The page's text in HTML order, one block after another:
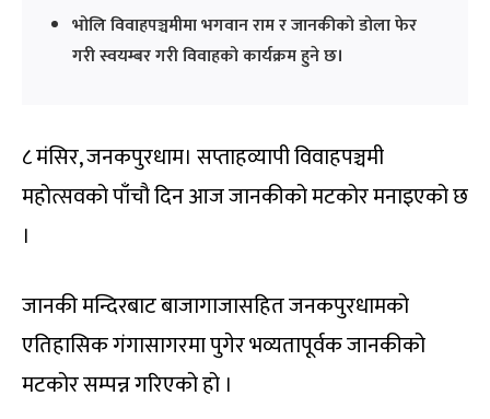
भोलि विवाहपञ्चमीमा भगवान राम र जानकीको डोला फेर
गरी स्वयम्बर गरी विवाहको कार्यक्रम हुने छ।
८ मंसिर, जनकपुरधाम। सप्ताहव्यापी विवाहपञ्चमी
महोत्सवको पाँचौ दिन आज जानकीको मटकोर मनाइएको छ
।
जानकी मन्दिरबाट बाजागाजासहित जनकपुरधामको
एतिहासिक गंगासागरमा पुगेर भव्यतापूर्वक जानकीको
मटकोर सम्पन्न गरिएको हो ।